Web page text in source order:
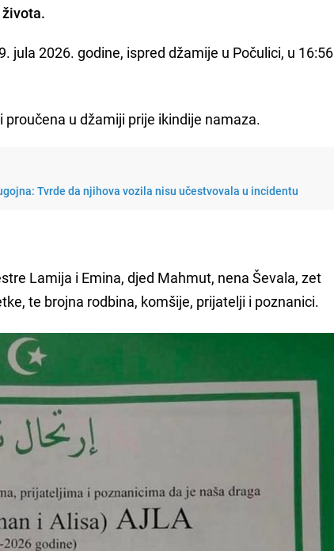
jula 2026. godine, ispred džamije u Počulici, u 16:56
u džamiji prije ikindije namaza.
Tvrde da njihova vozila nisu učestvovala u incidentu
Lamija i Emina, djed Mahmut, nena Ševala, zet
te brojna rodbina, komšije, prijatelji i poznanici.